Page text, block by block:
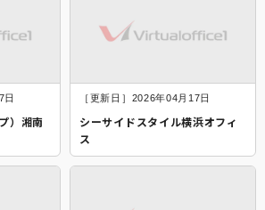
日
）湘南
［更新日］2026年04月17日
シーサイドスタイル横浜オフィ
ス